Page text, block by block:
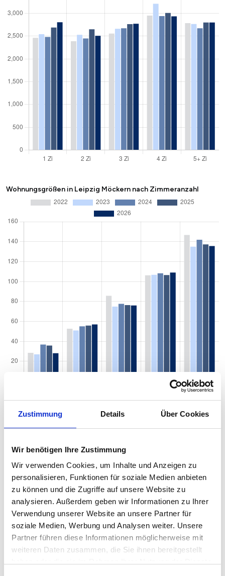
Zustimmung Details Über Cookies
Wir benötigen Ihre Zustimmung
Wir verwenden Cookies, um Inhalte und Anzeigen zu
personalisieren, Funktionen für soziale Medien anbieten
zu können und die Zugriffe auf unsere Website zu
analysieren. Außerdem geben wir Informationen zu Ihrer
Verwendung unserer Website an unsere Partner für
soziale Medien, Werbung und Analysen weiter. Unsere
Partner führen diese Informationen möglicherweise mit
weiteren Daten zusammen, die Sie ihnen bereitgestellt
Wohnungsgrößen in Leipzig Möckern nach Zimmeranzahl
Wohnungen nach Wohnungstyp
2 2024 2025 2026
zum
Sonstige 2.650 € 2.787 €
+0,02
Erdgeschosswohnung 2.559 € 2.679 € 2.601 €
-78,52
-2,93
Souterrain 2.184 € 2.425 € 2.448 €
+0,93